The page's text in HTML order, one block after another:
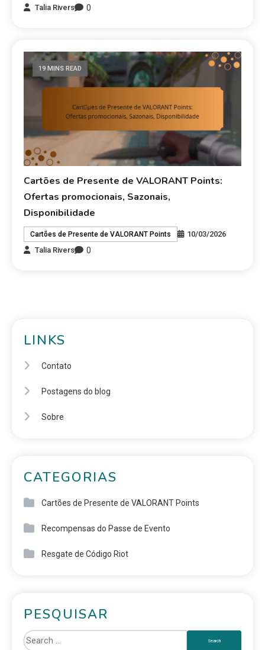
Talia Rivers
0
19 MINS READ
Cartões de Presente de VALORANT Points:
Ofertas promocionais, Sazonais,
Disponibilidade
Cartões de Presente de VALORANT Points
10/03/2026
Talia Rivers
0
LINKS
Contato
Postagens do blog
Sobre
CATEGORIAS
Cartões de Presente de VALORANT Points
Recompensas do Passe de Evento
Resgate de Código Riot
PESQUISAR